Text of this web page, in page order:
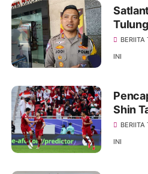
Butir
BERIITA
INI
Shin
BERIITA
INI